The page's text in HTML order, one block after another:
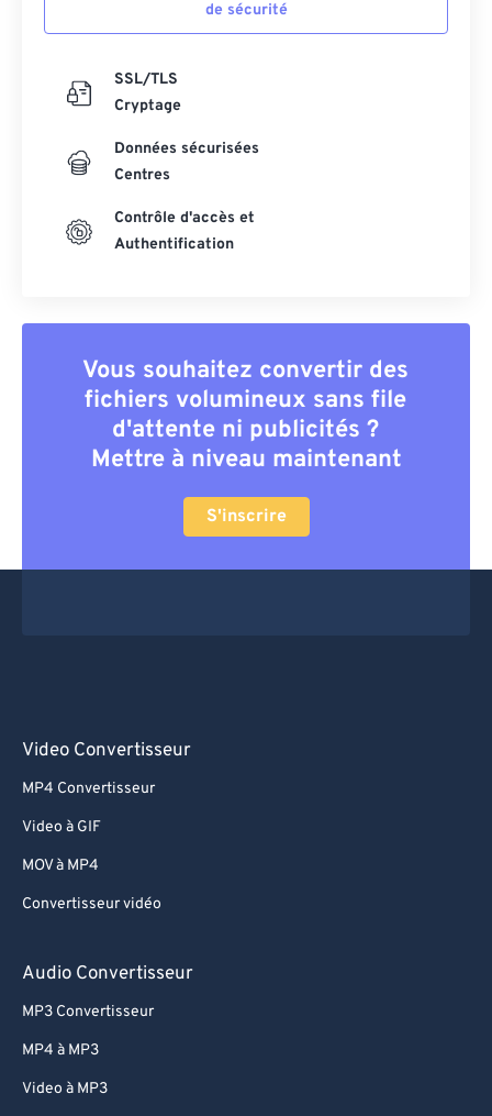
de sécurité
SSL/TLS
Cryptage
Données sécurisées
Centres
Contrôle d'accès et
Authentification
Vous souhaitez convertir des
fichiers volumineux sans file
d'attente ni publicités ?
Mettre à niveau maintenant
S'inscrire
Video Convertisseur
MP4 Convertisseur
Video à GIF
MOV à MP4
Convertisseur vidéo
Audio Convertisseur
MP3 Convertisseur
MP4 à MP3
Video à MP3